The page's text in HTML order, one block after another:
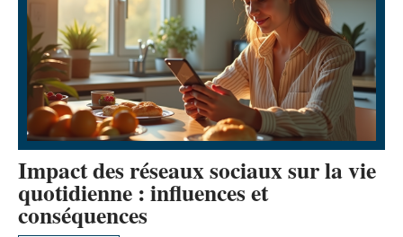
Impact des réseaux sociaux sur la vie
quotidienne : influences et
conséquences